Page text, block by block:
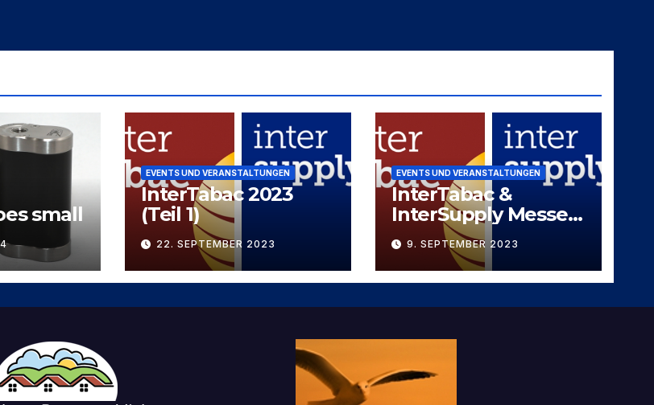
small
EVENTS UND VERANSTALTUNGEN
InterTabac 2023
(Teil 1)
22. SEPTEMBER 2023
EVENTS UND VERANSTALTUNGEN
InterTabac &
InterSupply Messe-
Duo 2023
9. SEPTEMBER 2023